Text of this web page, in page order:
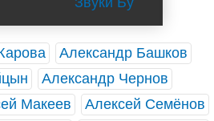
Александр Башков
Александр Чернов
Макеев
Алексей Семёнов